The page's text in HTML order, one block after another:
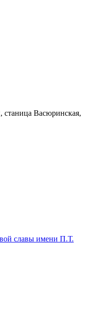
станица Васюринская,